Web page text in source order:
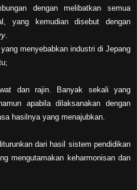
dengan melibatkan semua
yang kemudian disebut dengan
menyebabkan industri di Jepang
dan rajin. Banyak sekali yang
apabila dilaksanakan dengan
hasilnya yang menajubkan.
dari hasil sistem pendidikan
mengutamakan keharmonisan dan